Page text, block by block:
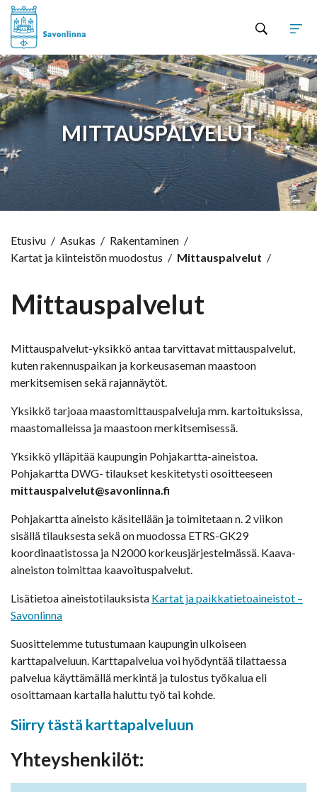
MITTAUSPALVELUT
Etusivu / Asukas / Rakentaminen /
Kartat ja kiinteistön muodostus / Mittauspalvelut /
Mittauspalvelut
Mittauspalvelut-yksikkö antaa tarvittavat mittauspalvelut,
kuten rakennuspaikan ja korkeusaseman maastoon
merkitsemisen sekä rajannäytöt.
Yksikkö tarjoaa maastomittauspalveluja mm. kartoituksissa,
maastomalleissa ja maastoon merkitsemisessä.
Yksikkö ylläpitää kaupungin Pohjakartta-aineistoa.
Pohjakartta DWG- tilaukset keskitetysti osoitteeseen
mittauspalvelut@savonlinna.fi
Pohjakartta aineisto käsitellään ja toimitetaan n. 2 viikon
sisällä tilauksesta sekä on muodossa ETRS-GK29
koordinaatistossa ja N2000 korkeusjärjestelmässä. Kaava-
aineiston toimittaa kaavoituspalvelut.
Lisätietoa aineistotilauksista Kartat ja paikkatietoaineistot –
Savonlinna
Suosittelemme tutustumaan kaupungin ulkoiseen
karttapalveluun. Karttapalvelua voi hyödyntää tilattaessa
palvelua käyttämällä merkintä ja tulostus työkalua eli
osoittamaan kartalla haluttu työ tai kohde.
Siirry tästä karttapalveluun
Yhteyshenkilöt: